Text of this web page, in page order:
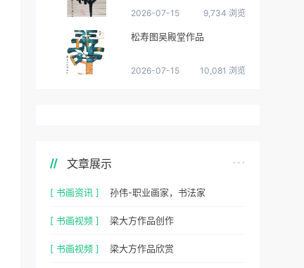
2026-07-15 9,734 浏览
松寿图吴殿堂作品
2026-07-15 10,081 浏览
文章展示
[ 书画资讯 ] 孙伟-职业画家，书法家
[ 书画视频 ] 梁大方作品创作
[ 书画视频 ] 梁大方作品欣赏